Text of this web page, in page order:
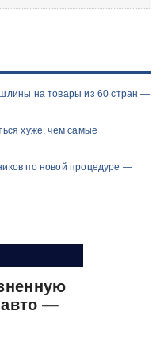
на товары из 60 стран —
хуже, чем самые
по новой процедуре —
авто —